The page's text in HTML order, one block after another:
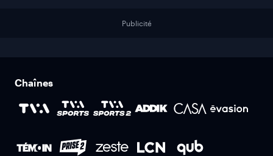
Publicité
Chaînes